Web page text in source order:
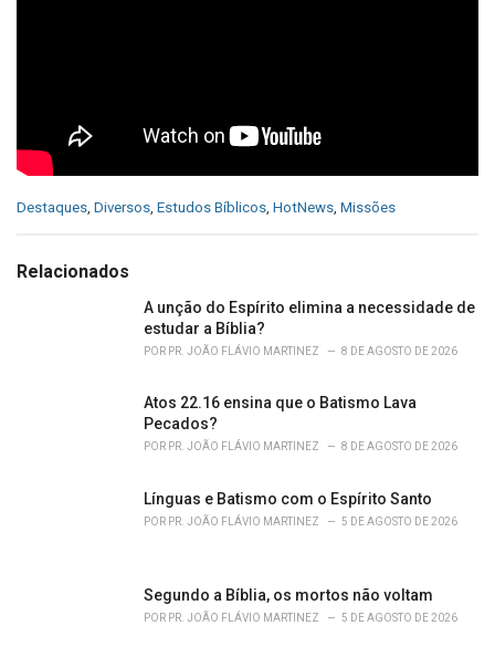
C
e
Destaques, Diversos, Estudos Bíblicos, HotNews, Missões
Relacionados
A unção do Espírito elimina a necessidade de
estudar a Bíblia?
POR PR. JOÃO FLÁVIO MARTINEZ 8 DE AGOSTO DE 2026
Atos 22.16 ensina que o Batismo Lava
Pecados?
POR PR. JOÃO FLÁVIO MARTINEZ 8 DE AGOSTO DE 2026
Línguas e Batismo com o Espírito Santo
POR PR. JOÃO FLÁVIO MARTINEZ 5 DE AGOSTO DE 2026
Segundo a Bíblia, os mortos não voltam
POR PR. JOÃO FLÁVIO MARTINEZ 5 DE AGOSTO DE 2026